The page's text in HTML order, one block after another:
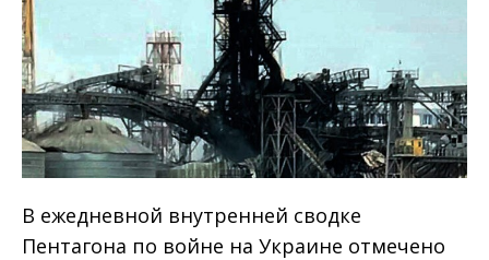
В ежедневной внутренней сводке
Пентагона по войне на Украине отмечено